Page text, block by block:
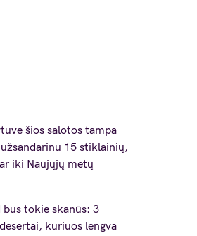
šios salotos tampa
užsandarinu 15 stiklainių,
iki Naujųjų metų
tokie skanūs: 3
kuriuos lengva